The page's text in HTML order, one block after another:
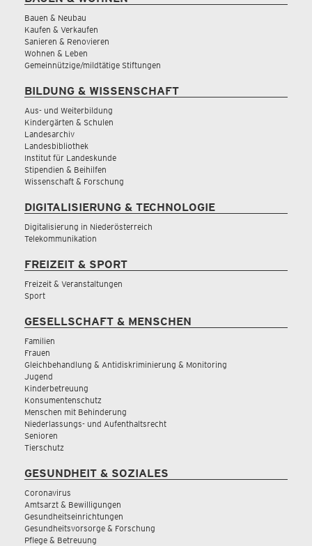
Bauen & Neubau
Kaufen & Verkaufen
Sanieren & Renovieren
Wohnen & Leben
Gemeinnützige/mildtätige Stiftungen
BILDUNG & WISSENSCHAFT
Aus- und Weiterbildung
Kindergärten & Schulen
Landesarchiv
Landesbibliothek
Institut für Landeskunde
Stipendien & Beihilfen
Wissenschaft & Forschung
DIGITALISIERUNG & TECHNOLOGIE
Digitalisierung in Niederösterreich
Telekommunikation
FREIZEIT & SPORT
Freizeit & Veranstaltungen
Sport
GESELLSCHAFT & MENSCHEN
Familien
Frauen
Gleichbehandlung & Antidiskriminierung & Monitoring
Jugend
Kinderbetreuung
Konsumentenschutz
Menschen mit Behinderung
Niederlassungs- und Aufenthaltsrecht
Senioren
Tierschutz
GESUNDHEIT & SOZIALES
Coronavirus
Amtsarzt & Bewilligungen
Gesundheitseinrichtungen
Gesundheitsvorsorge & Forschung
Pflege & Betreuung